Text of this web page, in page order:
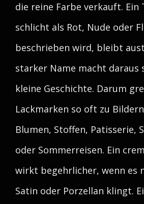
die reine Farbe verkauft. Ein
schlicht als Rot, Nude oder
beschrieben wird, bleibt
starker Name macht daraus
kleine Geschichte. Darum
Lackmarken so oft zu
Blumen, Stoffen, Patisserie,
oder Sommerreisen. Ein
wirkt begehrlicher, wenn es
Satin oder Porzellan klingt.